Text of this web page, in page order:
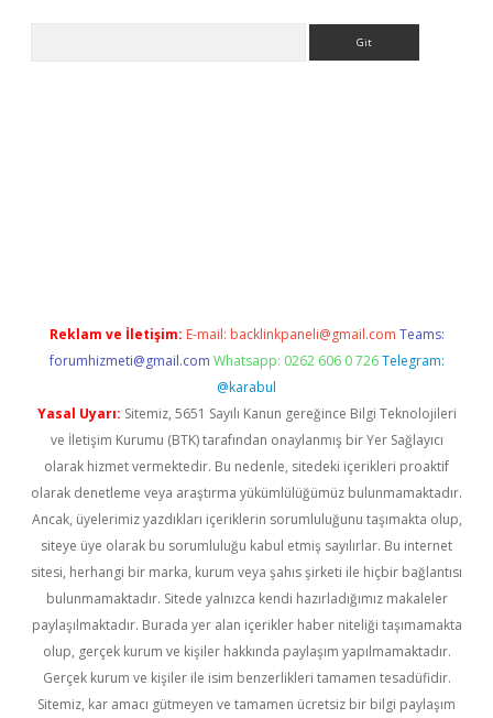
Reklam ve İletişim: E-mail: backlinkpaneli@gmail.com Teams:
forumhizmeti@gmail.com Whatsapp: 0262 606 0 726 Telegram:
@karabul
Yasal Uyarı: Sitemiz, 5651 Sayılı Kanun gereğince Bilgi Teknolojileri
ve İletişim Kurumu (BTK) tarafından onaylanmış bir Yer Sağlayıcı
olarak hizmet vermektedir. Bu nedenle, sitedeki içerikleri proaktif
olarak denetleme veya araştırma yükümlülüğümüz bulunmamaktadır.
Ancak, üyelerimiz yazdıkları içeriklerin sorumluluğunu taşımakta olup,
siteye üye olarak bu sorumluluğu kabul etmiş sayılırlar. Bu internet
sitesi, herhangi bir marka, kurum veya şahıs şirketi ile hiçbir bağlantısı
bulunmamaktadır. Sitede yalnızca kendi hazırladığımız makaleler
paylaşılmaktadır. Burada yer alan içerikler haber niteliği taşımamakta
olup, gerçek kurum ve kişiler hakkında paylaşım yapılmamaktadır.
Gerçek kurum ve kişiler ile isim benzerlikleri tamamen tesadüfidir.
Sitemiz, kar amacı gütmeyen ve tamamen ücretsiz bir bilgi paylaşım